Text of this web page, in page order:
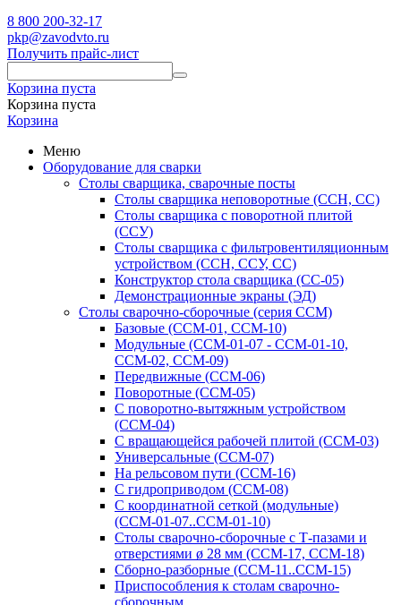
8 800 200-32-17
pkp@zavodvto.ru
Получить прайс-лист
Корзина пуста
Корзина пуста
Корзина
Меню
Оборудование для сварки
Столы сварщика, сварочные посты
Столы сварщика неповоротные (ССН, СС)
Столы сварщика с поворотной плитой
(ССУ)
Столы сварщика с фильтровентиляционным
устройством (ССН, ССУ, СС)
Конструктор стола сварщика (СС-05)
Демонстрационные экраны (ЭД)
Столы сварочно-сборочные (серия ССМ)
Базовые (ССМ-01, ССМ-10)
Модульные (ССМ-01-07 - ССМ-01-10,
ССМ-02, ССМ-09)
Передвижные (ССМ-06)
Поворотные (ССМ-05)
С поворотно-вытяжным устройством
(ССМ-04)
С вращающейся рабочей плитой (ССМ-03)
Универсальные (ССМ-07)
На рельсовом пути (ССМ-16)
С гидроприводом (ССМ-08)
С координатной сеткой (модульные)
(ССМ-01-07..ССМ-01-10)
Столы сварочно-сборочные с Т-пазами и
отверстиями ø 28 мм (ССМ-17, ССМ-18)
Сборно-разборные (ССМ-11..ССМ-15)
Приспособления к столам сварочно-
сборочным